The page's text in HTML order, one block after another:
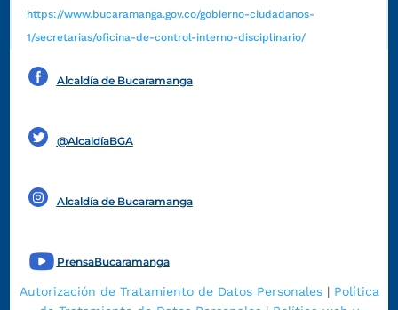
https://www.bucaramanga.gov.co/gobierno-ciudadanos-
1/secretarias/oficina-de-control-interno-disciplinario/
Alcaldía de Bucaramanga
@AlcaldíaBGA
Alcaldía de Bucaramanga
PrensaBucaramanga
Autorización de Tratamiento de Datos Personales| Política